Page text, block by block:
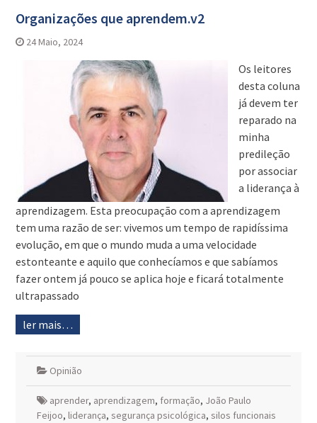
Organizações que aprendem.v2
24 Maio, 2024
Os leitores
desta coluna
já devem ter
reparado na
minha
predileção
por associar
a liderança à
aprendizagem. Esta preocupação com a aprendizagem
tem uma razão de ser: vivemos um tempo de rapidíssima
evolução, em que o mundo muda a uma velocidade
estonteante e aquilo que conhecíamos e que sabíamos
fazer ontem já pouco se aplica hoje e ficará totalmente
ultrapassado
ler mais…
Opinião
aprender, aprendizagem, formação, João Paulo
Feijoo, liderança, segurança psicológica, silos funcionais